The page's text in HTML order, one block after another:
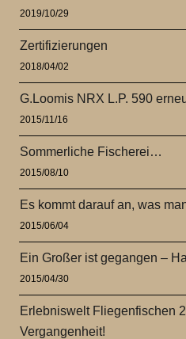
2019/10/29
Zertifizierungen
2018/04/02
G.Loomis NRX L.P. 590
2015/11/16
Sommerliche Fischerei…
2015/08/10
Es kommt darauf an, was
2015/06/04
Ein Großer ist gegangen –
2015/04/30
Erlebniswelt Fliegenfischen
Vergangenheit!